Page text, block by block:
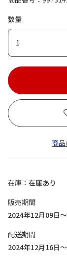
数量
1
商
在庫
在庫あり
販売期間
2024年12月09日
配送期間
2024年12月16日